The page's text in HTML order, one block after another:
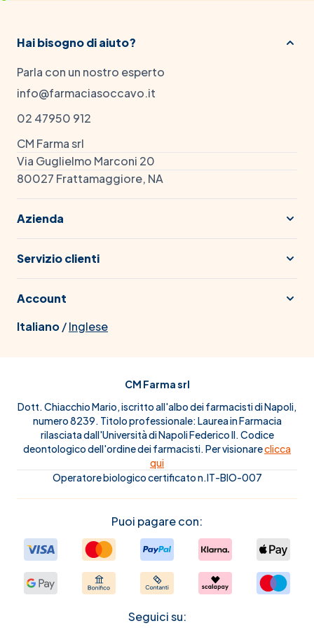
Hai bisogno di aiuto?
Parla con un nostro esperto
info@farmaciasoccavo.it
02 47950 912
CM Farma srl
Via Guglielmo Marconi 20
80027 Frattamaggiore, NA
Azienda
Servizio clienti
Account
Italiano/Inglese
CM Farma srl
Dott. Chiacchio Mario, iscritto all'albo dei farmacisti di Napoli,
numero 8239. Titolo professionale: Laurea in Farmacia
rilasciata dall'Università di Napoli Federico II. Codice
deontologico dell'ordine dei farmacisti. Per visionareclicca
qui
Operatore biologico certificato n.IT-BIO-007
Puoi pagare con:
Seguici su: